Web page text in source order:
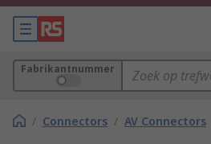
Fabrikantnummer
/ Connectors / AV Connectors